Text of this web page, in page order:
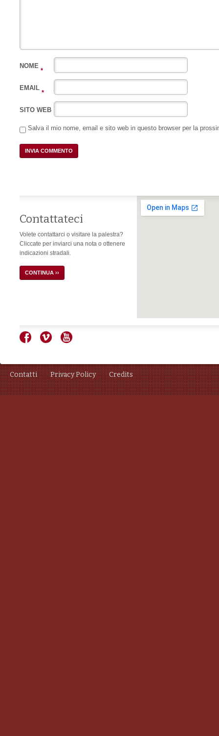
NOME
*
EMAIL
*
SITO WEB
Salva il mio nome, email e sito web in questo browser per la
Contattateci
Volete contattarci o visitare la palestra?
Cliccate per inviarci una nota o ottenere
indicazioni stradali.
CONTINUA ››
Contatti Privacy Policy Credits